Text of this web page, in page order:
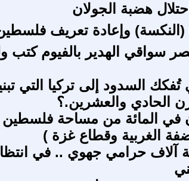
سواقي الهدير بالفيوم
تُفكك السدود إلى تركيا التي
الحادي والعشرين.؟
الغربية وقطاع غزة )
آلاف حرامي جهوي .. في